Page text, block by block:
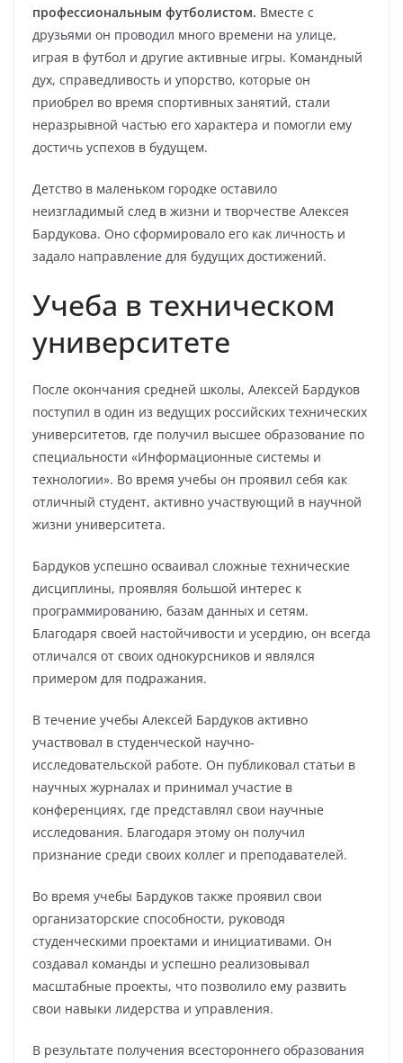
профессиональным футболистом. Вместе с
друзьями он проводил много времени на улице,
играя в футбол и другие активные игры. Командный
дух, справедливость и упорство, которые он
приобрел во время спортивных занятий, стали
неразрывной частью его характера и помогли ему
достичь успехов в будущем.
Детство в маленьком городке оставило
неизгладимый след в жизни и творчестве Алексея
Бардукова. Оно сформировало его как личность и
задало направление для будущих достижений.
Учеба в техническом
университете
После окончания средней школы, Алексей Бардуков
поступил в один из ведущих российских технических
университетов, где получил высшее образование по
специальности «Информационные системы и
технологии». Во время учебы он проявил себя как
отличный студент, активно участвующий в научной
жизни университета.
Бардуков успешно осваивал сложные технические
дисциплины, проявляя большой интерес к
программированию, базам данных и сетям.
Благодаря своей настойчивости и усердию, он всегда
отличался от своих однокурсников и являлся
примером для подражания.
В течение учебы Алексей Бардуков активно
участвовал в студенческой научно-
исследовательской работе. Он публиковал статьи в
научных журналах и принимал участие в
конференциях, где представлял свои научные
исследования. Благодаря этому он получил
признание среди своих коллег и преподавателей.
Во время учебы Бардуков также проявил свои
организаторские способности, руководя
студенческими проектами и инициативами. Он
создавал команды и успешно реализовывал
масштабные проекты, что позволило ему развить
свои навыки лидерства и управления.
В результате получения всестороннего образования